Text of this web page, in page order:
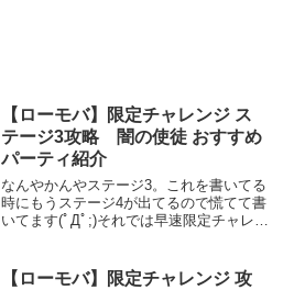
【ローモバ】限定チャレンジ ス
テージ3攻略 闇の使徒 おすすめ
パーティ紹介
なんやかんやステージ3。これを書いてる
時にもうステージ4が出てるので慌てて書
いてます(ﾟДﾟ;)それでは早速限定チャレン
【ローモバ】限定チャレンジ 攻